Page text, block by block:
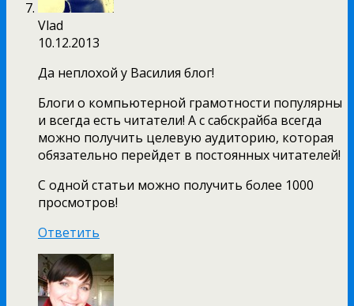
Vlad
10.12.2013
Да неплохой у Василия блог!
Блоги о компьютерной грамотности популярны
и всегда есть читатели! А с сабскрайба всегда
можно получить целевую аудиторию, которая
обязательно перейдет в постоянных читателей!
С одной статьи можно получить более 1000
просмотров!
Ответить